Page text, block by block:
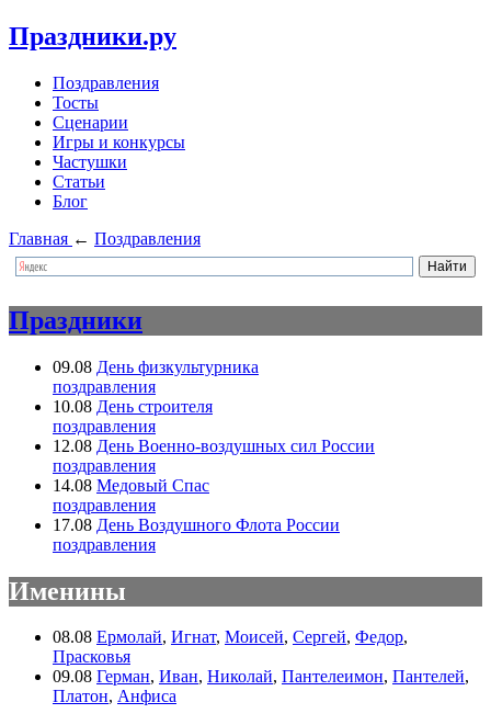
Праздники.ру
Поздравления
Тосты
Сценарии
Игры и конкурсы
Частушки
Статьи
Блог
Главная ← Поздравления
Праздники
09.08 День физкультурника
поздравления
10.08 День строителя
поздравления
12.08 День Военно-воздушных сил России
поздравления
14.08 Медовый Спас
поздравления
17.08 День Воздушного Флота России
поздравления
Именины
08.08 Ермолай, Игнат, Моисей, Сергей, Федор,
Прасковья
09.08 Герман, Иван, Николай, Пантелеимон, Пантелей,
Платон, Анфиса